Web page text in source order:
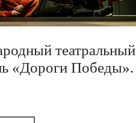
театральный
«Дороги Победы».